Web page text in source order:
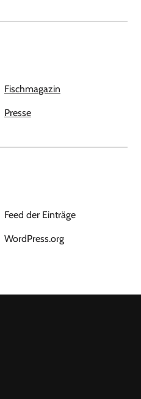
Fischmagazin
Presse
Feed der Einträge
WordPress.org